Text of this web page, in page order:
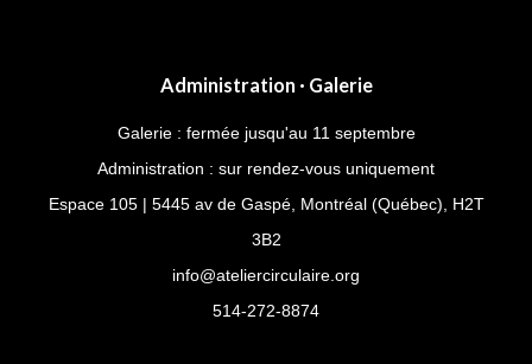
Administration · Galerie
Galerie : fermée jusqu'au 11 septembre
Administration : sur rendez-vous uniquement
Espace 105 | 5445 av de Gaspé, Montréal (Québec), H2T
3B2
info@ateliercirculaire.org
514-272-8874